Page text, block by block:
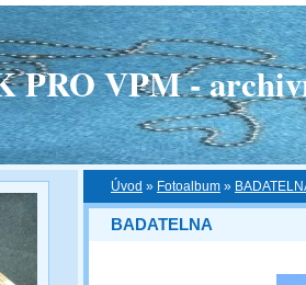
PRO VPM -
Úvod » Fotoalbum »
BADATELNA